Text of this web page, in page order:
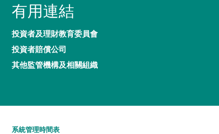
有用連結
投資者及理財教育委員會
投資者賠償公司
其他監管機構及相關組織
系統管理時間表